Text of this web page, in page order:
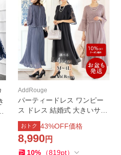
AddRouge
パーティードレス ワンピー
ス ドレス 結婚式 大きいサイ
ズ フォーマル体型カバーロ
ング丈 50代 女性 レディース
親族 試着チケット対象
おトク 43%OFF価格
8,990円
10% （819pt）